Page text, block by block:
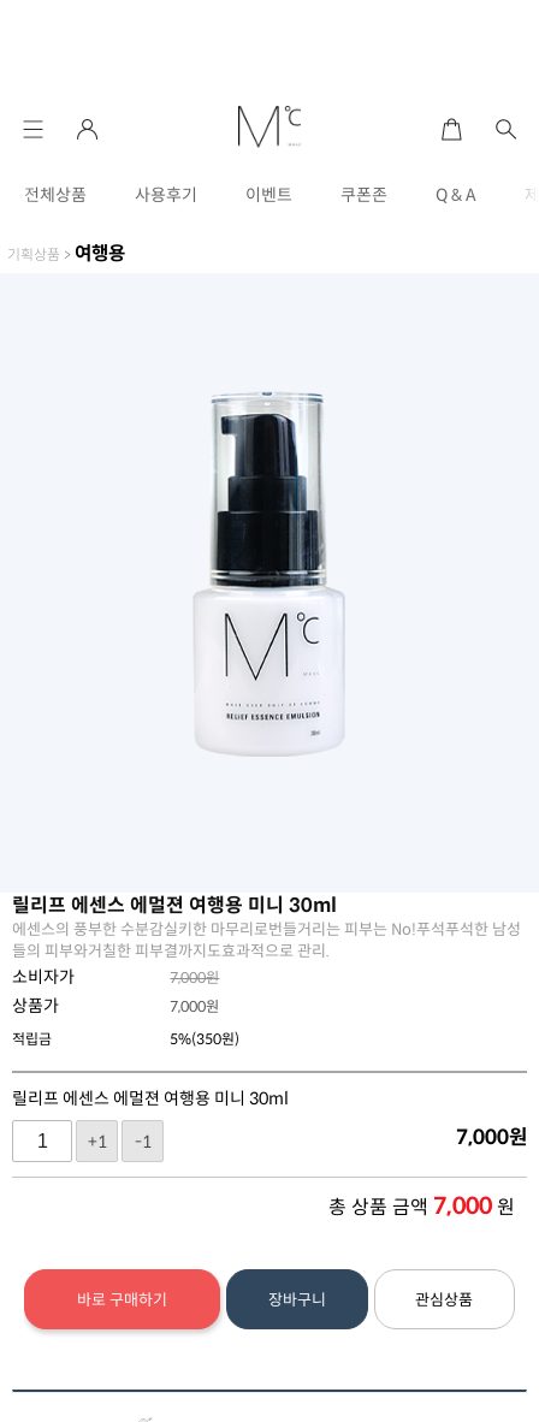
전체상품 사용후기 이벤트 쿠폰존 Q & A
기획상품 > 여행용
릴리프 에센스 에멀젼 여행용 미니 30ml
에센스의 풍부한 수분감실키한 마무리로번들거리는 피부는 No!푸석푸석한 남성
들의 피부와거칠한 피부결까지도효과적으로 관리.
소비자가 7,000원
상품가 7,000원
적립금
5%(350원)
릴리프 에센스 에멀젼 여행용 미니 30ml
+1
-1 7,000원
총 상품 금액 7,000원
바로 구매하기 장바구니 관심상품